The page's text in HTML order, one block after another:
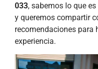
033, sabemos lo que
y queremos compartir
recomendaciones para
experiencia.